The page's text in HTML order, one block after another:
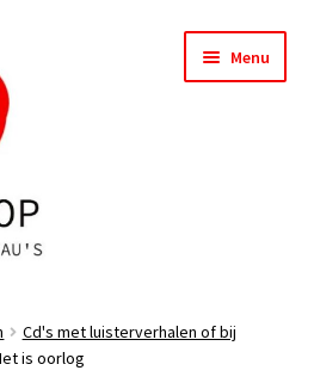
Menu
Cd's met luisterverhalen of bij
is oorlog